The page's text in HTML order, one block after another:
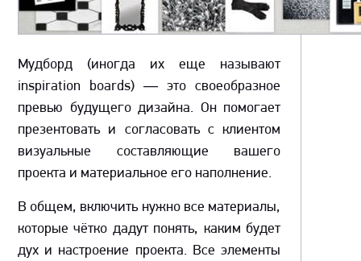
Мудборд (иногда их еще называют
inspiration boards) — это своеобразное
превью будущего дизайна. Он помогает
презентовать и согласовать с клиентом
визуальные составляющие вашего
проекта и материальное его наполнение.
В общем, включить нужно все материалы,
которые чётко дадут понять, каким будет
дух и настроение проекта. Все элементы